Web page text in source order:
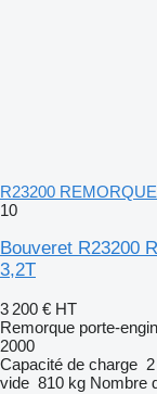
R23200
10
Bouveret R23200
3,2T
3 200 € HT
Remorque porte-engin
2000
Capacité de charge
vide 810 kg Nombre